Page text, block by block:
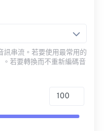
訊串流。若要使用最常用的
。若要轉換而不重新編碼音